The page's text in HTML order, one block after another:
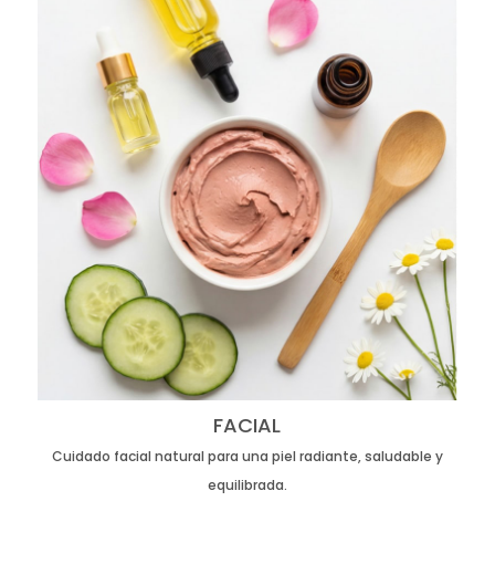
FACIAL
Cuidado facial natural para una piel radiante, saludable y
equilibrada.